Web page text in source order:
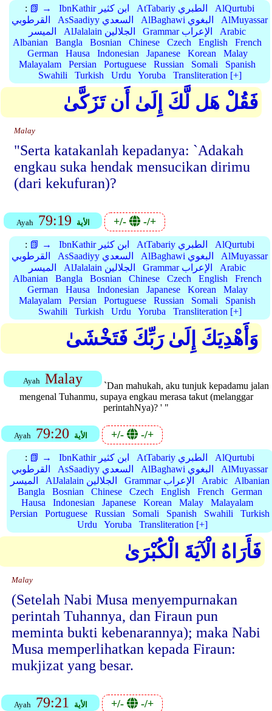
: 📗 → IbnKathir ابن كثير AtTabariy الطبري
AlQurtubi
القرطوبي
AsSaadiyy السعدي AlBaghawi البغوي
AlMuyassar
الميسر
AlJalalain الجلالين Grammar الإعراب
Arabic
Albanian
Bangla Bosnian Chinese Czech English
French
German
Hausa Indonesian Japanese Korean
Malay
Malayalam
Persian Portuguese Russian Somali
Spanish
Swahili
Turkish Urdu Yoruba Transliteration [+]
فَقُلْ هَل لَّكَ إِلَىٰ أَن تَزَكَّىٰ
Malay
"Serta katakanlah kepadanya: `Adakah
engkau suka hendak mensucikan dirimu
(dari kekufuran)?
Ayah 79:19 الأية +/- -/+
: 📗 → IbnKathir ابن كثير AtTabariy الطبري
AlQurtubi
القرطوبي
AsSaadiyy السعدي AlBaghawi البغوي
AlMuyassar
الميسر
AlJalalain الجلالين Grammar الإعراب
Arabic
Albanian
Bangla Bosnian Chinese Czech English
French
German
Hausa Indonesian Japanese Korean
Malay
Malayalam
Persian Portuguese Russian Somali
Spanish
Swahili
Turkish Urdu Yoruba Transliteration [+]
وَأَهْدِيَكَ إِلَىٰ رَبِّكَ فَتَخْشَىٰ
Ayah Malay
`Dan mahukah, aku tunjuk kepadamu jalan
mengenal Tuhanmu, supaya engkau merasa takut (melanggar
perintahNya)? ' "
Ayah 79:20 الأية +/- -/+
: 📗 → IbnKathir ابن كثير AtTabariy الطبري
AlQurtubi
القرطوبي
AsSaadiyy السعدي AlBaghawi البغوي
AlMuyassar
الميسر
AlJalalain الجلالين Grammar الإعراب Arabic
Albanian
Bangla
Bosnian Chinese Czech English French
German
Hausa
Indonesian Japanese Korean Malay
Malayalam
Persian
Portuguese Russian Somali Spanish Swahili
Turkish
Urdu
Yoruba Transliteration [+]
فَأَرَاهُ الْآيَةَ الْكُبْرَىٰ
Malay
(Setelah Nabi Musa menyempurnakan
perintah Tuhannya, dan Firaun pun
meminta bukti kebenarannya); maka Nabi
Musa memperlihatkan kepada Firaun:
mukjizat yang besar.
Ayah 79:21 الأية +/- -/+